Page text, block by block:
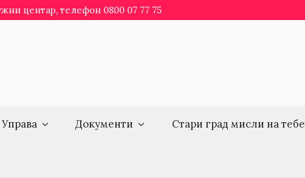
центар, телефон 0800 07 77 75
Управа Документи Стари град мисли на тебе